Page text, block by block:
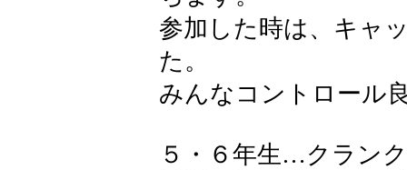
参加した時は、キャ
た。
みんなコントロール
５・６年生…クラン